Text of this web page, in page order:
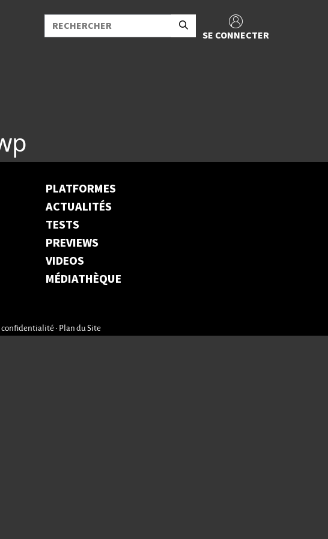
SE CONNECTER
PLATFORMES
ACTUALITÉS
TESTS
PREVIEWS
VIDEOS
MÉDIATHÈQUE
confidentialité• Plan du Site